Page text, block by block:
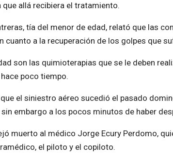
que allá recibiera el tratamiento.
tía del menor de edad, relató que las
cuanto a la recuperación de los golpes que
son las quimioterapias que se le deben
poco tiempo.
el siniestro aéreo sucedió el pasado
embargo a los pocos minutos de haber
muerto al médico Jorge Ecury Perdomo,
el piloto y el copiloto.